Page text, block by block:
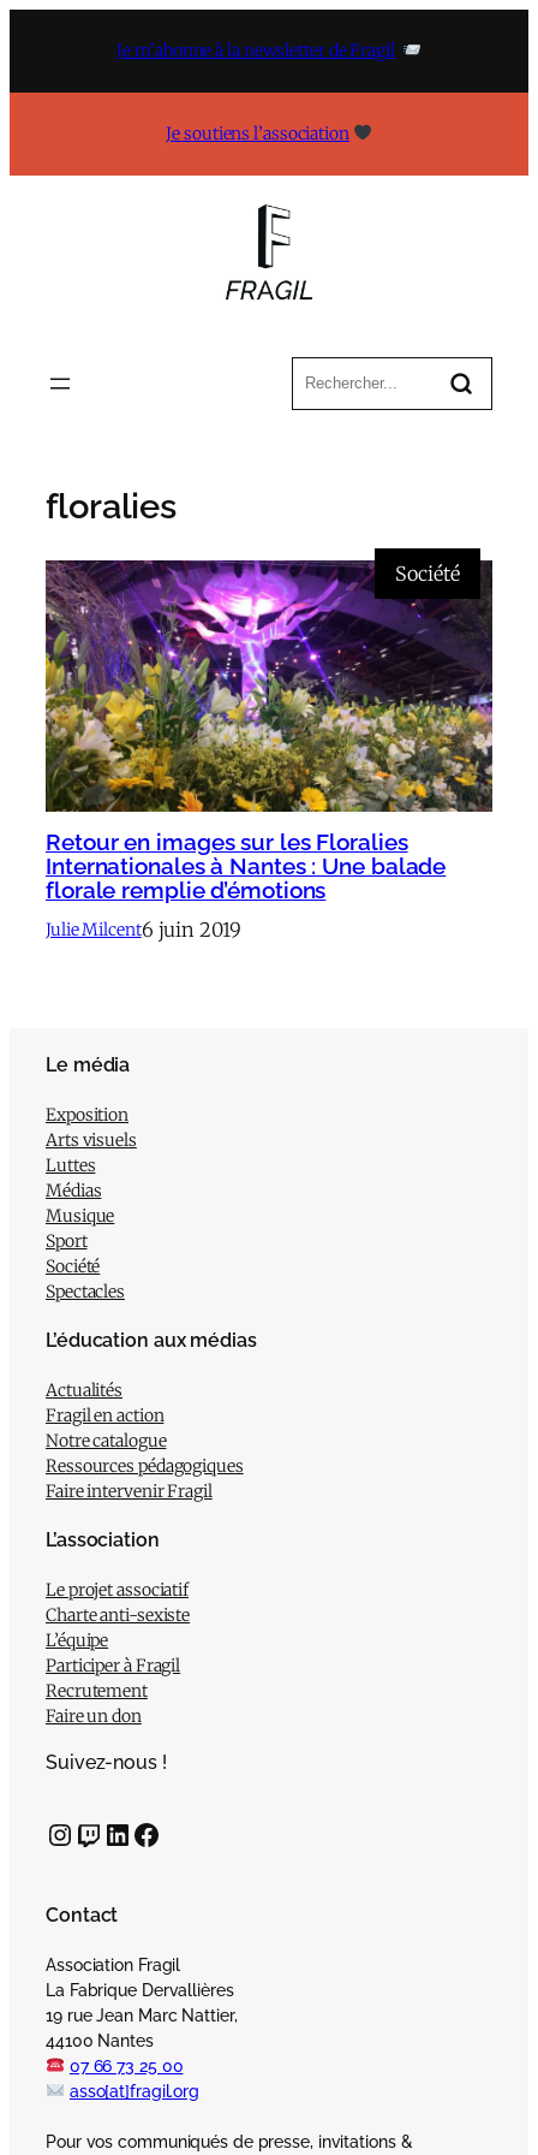
Je m’abonne à la newsletter de Fragil
Je soutiens l’association
floralies
Société
Retour en images sur les Floralies
Internationales à Nantes : Une balade
florale remplie d’émotions
Julie Milcent6 juin 2019
Le média
Exposition
Arts visuels
Luttes
Médias
Musique
Sport
Société
Spectacles
L’éducation aux médias
Actualités
Fragil en action
Notre catalogue
Ressources pédagogiques
Faire intervenir Fragil
L’association
Le projet associatif
Charte anti-sexiste
L’équipe
Participer à Fragil
Recrutement
Faire un don
Suivez-nous !
InstagramTwitch LinkedIn Facebook
Contact
Association Fragil
La Fabrique Dervallières
19 rue Jean Marc Nattier,
44100 Nantes
07 66 73 25 00
asso[at]fragil.org
Pour vos communiqués de presse, invitations &